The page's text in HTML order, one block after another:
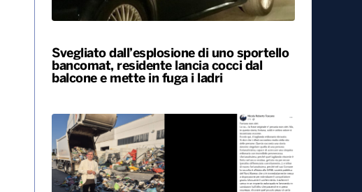
Svegliato dall’esplosione di uno sportello
bancomat, residente lancia cocci dal
balcone e mette in fuga i ladri